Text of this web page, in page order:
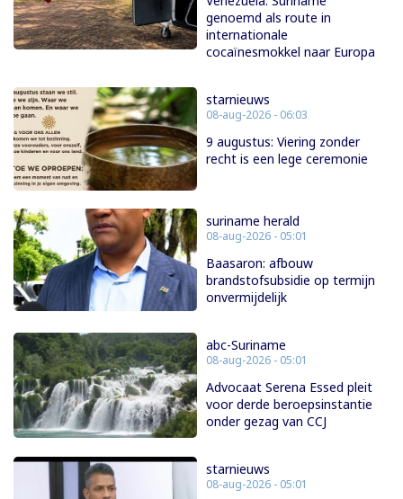
genoemd als route in
internationale
cocaïnesmokkel naar Europa
starnieuws
08-aug-2026 - 06:03
9 augustus: Viering zonder
recht is een lege ceremonie
suriname herald
08-aug-2026 - 05:01
Baasaron: afbouw
brandstofsubsidie op termijn
onvermijdelijk
abc-Suriname
08-aug-2026 - 05:01
Advocaat Serena Essed pleit
voor derde beroepsinstantie
onder gezag van CCJ
starnieuws
08-aug-2026 - 05:01